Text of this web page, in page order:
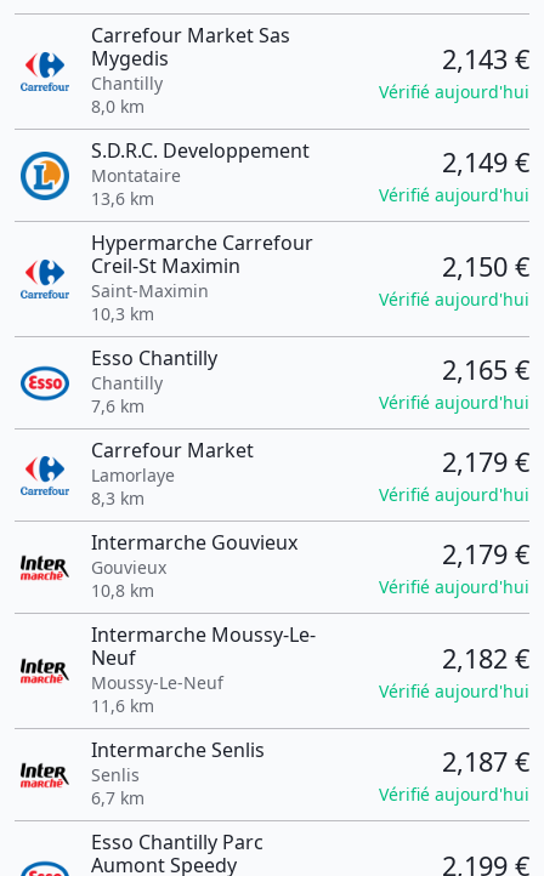
Carrefour Market Sas
Mygedis
Chantilly
8,0 km
2,143 €
Vérifié aujourd'hui
S.D.R.C. Developpement
Montataire
13,6 km
2,149 €
Vérifié aujourd'hui
Hypermarche Carrefour
Creil-St Maximin
Saint-Maximin
10,3 km
2,150 €
Vérifié aujourd'hui
Esso Chantilly
Chantilly
7,6 km
2,165 €
Vérifié aujourd'hui
Carrefour Market
Lamorlaye
8,3 km
2,179 €
Vérifié aujourd'hui
Intermarche Gouvieux
Gouvieux
10,8 km
2,179 €
Vérifié aujourd'hui
Intermarche Moussy-Le-
Neuf
Moussy-Le-Neuf
11,6 km
2,182 €
Vérifié aujourd'hui
Intermarche Senlis
Senlis
6,7 km
2,187 €
Vérifié aujourd'hui
Esso Chantilly Parc
Aumont Speedy
2,199 €